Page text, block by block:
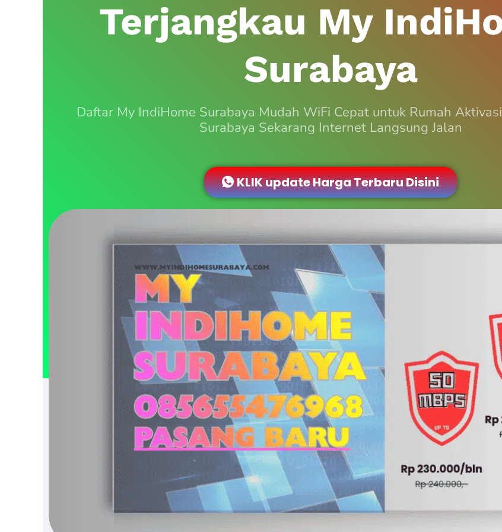
Terjangkau My
Surabaya
Daftar My IndiHome Surabaya Mudah WiFi Cepat untuk Rumah
Surabaya Sekarang Internet Langsung Jalan
KLIK update Harga Terbaru Disini